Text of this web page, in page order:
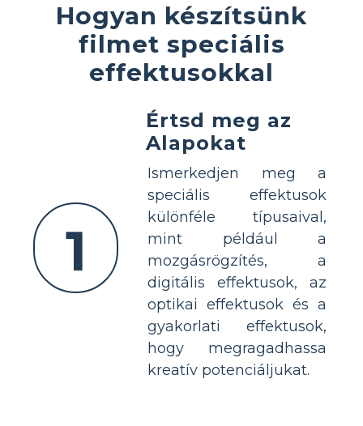
Hogyan készítsünk
filmet speciális
effektusokkal
1
Értsd meg az
Alapokat
Ismerkedjen meg a
speciális effektusok
különféle típusaival,
mint például a
mozgásrögzítés, a
digitális effektusok, az
optikai effektusok és a
gyakorlati effektusok,
hogy megragadhassa
kreatív potenciáljukat.